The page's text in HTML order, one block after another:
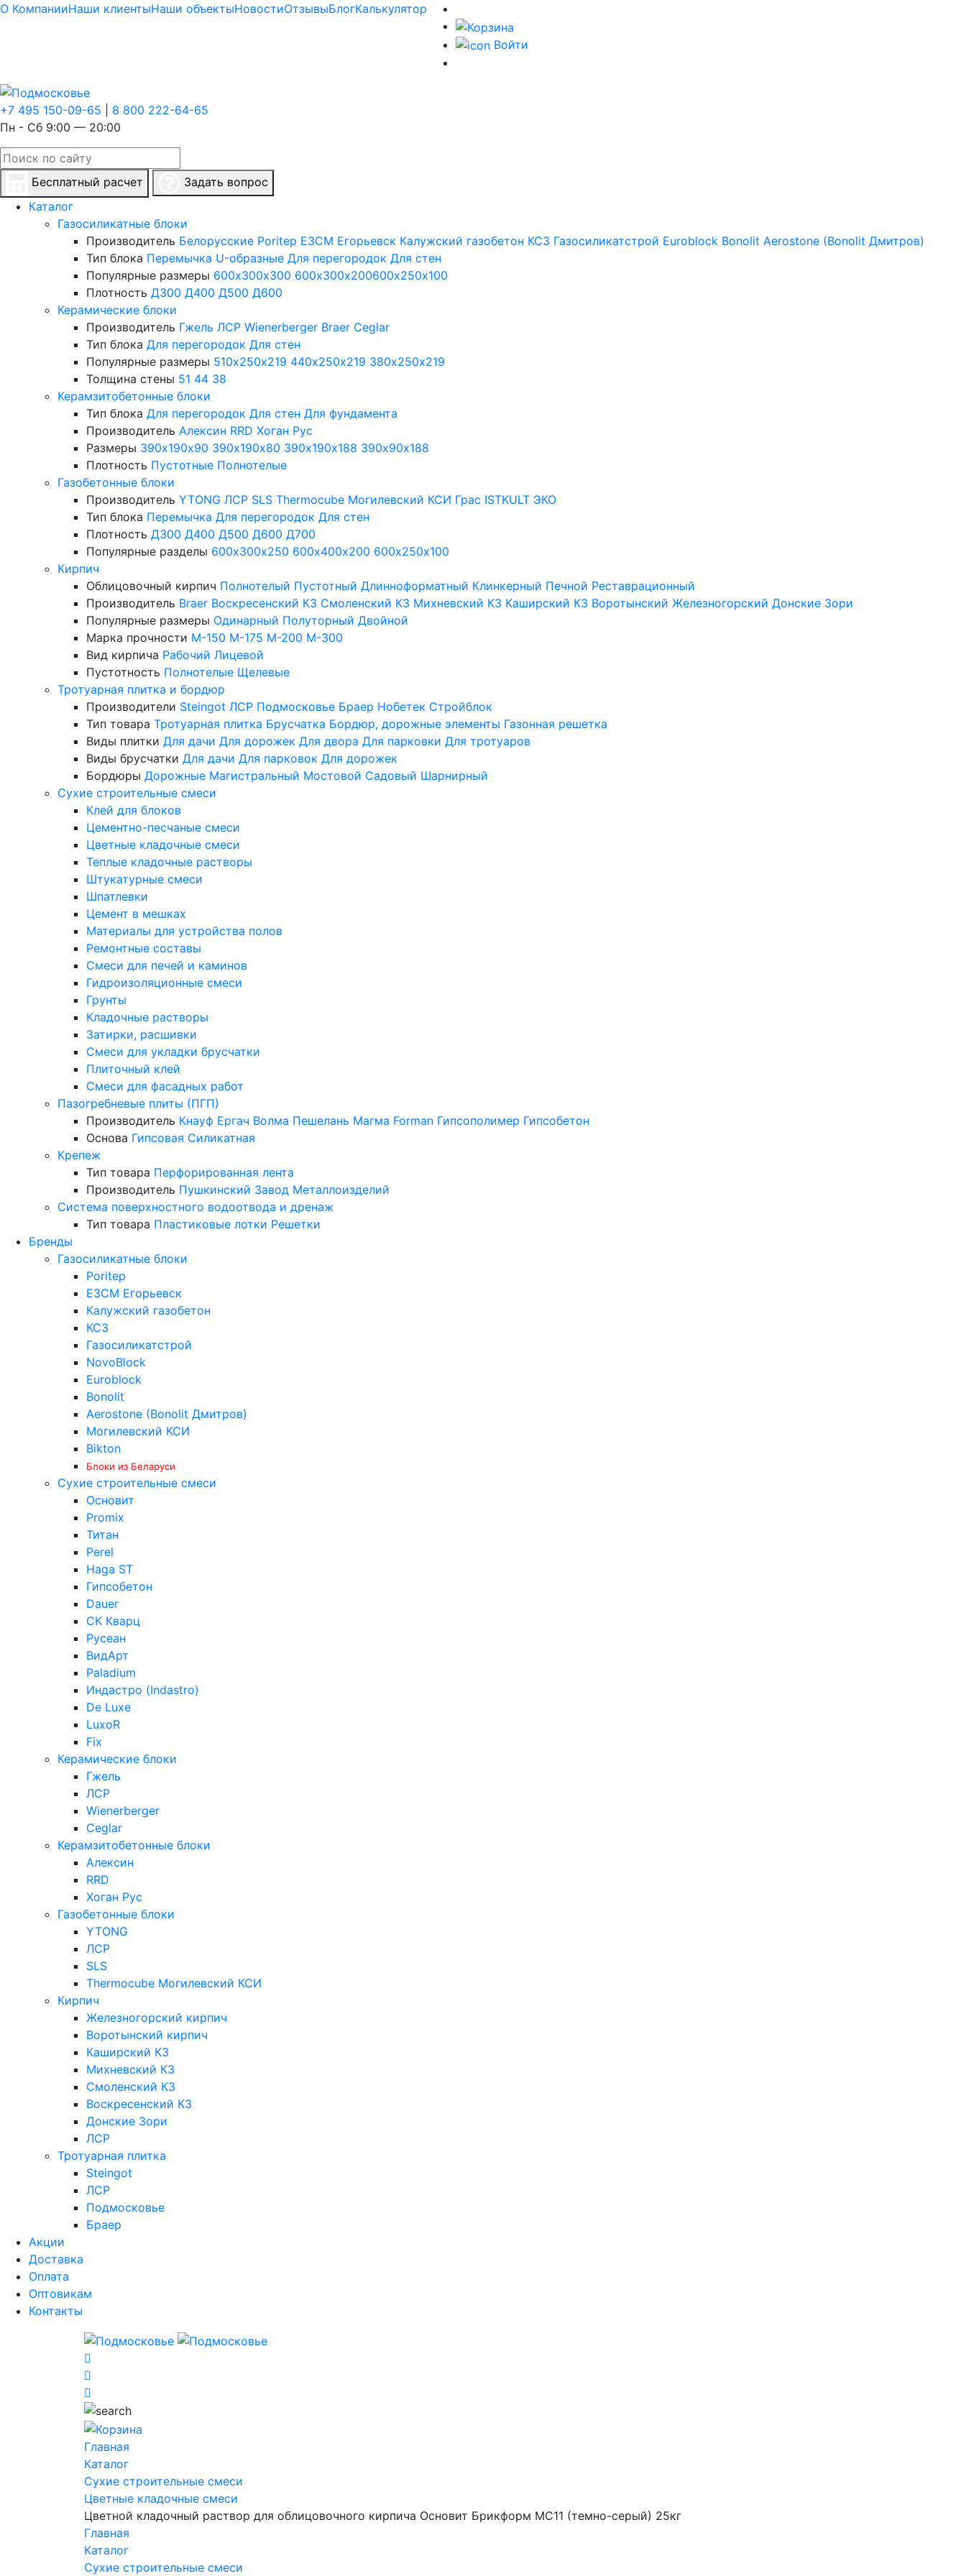
О КомпанииНаши клиентыНаши объектыНовостиОтзывыБлогКалькулятор
Войти
+7 495 150-09-65
8 800 222-64-65
Пн - Сб 9:00 — 20:00
Бесплатный расчет
Задать вопрос
Каталог
Газосиликатные блоки
Производитель Белорусские Poritep ЕЗСМ Егорьевск Калужский газобетон КСЗ Газосиликатстрой Euroblock Bonolit Aerostone (Bonolit Дмитров)
Тип блока Перемычка U-образные Для перегородок Для стен
Популярные размеры 600х300х300 600х300х200600х250х100
Плотность Д300 Д400 Д500 Д600
Керамические блоки
Производитель Гжель ЛСР Wienerberger Braer Ceglar
Тип блока Для перегородок Для стен
Популярные размеры 510х250х219 440х250х219 380х250х219
Толщина стены 51 44 38
Керамзитобетонные блоки
Тип блока Для перегородок Для стен Для фундамента
Производитель Алексин RRD Хоган Рус
Размеры 390х190х90 390х190х80 390х190х188 390х90х188
Плотность Пустотные Полнотелые
Газобетонные блоки
Производитель YTONG ЛСР SLS Thermocube Могилевский КСИ Грас ISTKULT ЭКО
Тип блока Перемычка Для перегородок Для стен
Плотность Д300 Д400 Д500 Д600 Д700
Популярные разделы 600х300х250 600х400х200 600х250х100
Кирпич
Облицовочный кирпич Полнотелый Пустотный Длинноформатный Клинкерный Печной Реставрационный
Производитель Braer Воскресенский КЗ Смоленский КЗ Михневский КЗ Каширский КЗ Воротынский Железногорский Донские Зори
Популярные размеры Одинарный Полуторный Двойной
Марка прочности М-150 М-175 М-200 М-300
Вид кирпича Рабочий Лицевой
Пустотность Полнотелые Щелевые
Тротуарная плитка и бордюр
Производители Steingot ЛСР Подмосковье Браер Нобетек Стройблок
Тип товара Тротуарная плитка Брусчатка Бордюр, дорожные элементы Газонная решетка
Виды плитки Для дачи Для дорожек Для двора Для парковки Для тротуаров
Виды брусчатки Для дачи Для парковок Для дорожек
Бордюры Дорожные Магистральный Мостовой Садовый Шарнирный
Сухие строительные смеси
Клей для блоков
Цементно-песчаные смеси
Цветные кладочные смеси
Теплые кладочные растворы
Штукатурные смеси
Шпатлевки
Цемент в мешках
Материалы для устройства полов
Ремонтные составы
Смеси для печей и каминов
Гидроизоляционные смеси
Грунты
Кладочные растворы
Затирки, расшивки
Смеси для укладки брусчатки
Плиточный клей
Смеси для фасадных работ
Пазогребневые плиты (ПГП)
Производитель Кнауф Ергач Волма Пешелань Магма Forman Гипсополимер Гипсобетон
Основа Гипсовая Силикатная
Крепеж
Тип товара Перфорированная лента
Производитель Пушкинский Завод Металлоизделий
Система поверхностного водоотвода и дренаж
Тип товара Пластиковые лотки Решетки
Бренды
Газосиликатные блоки
Poritep
ЕЗСМ Егорьевск
Калужский газобетон
КСЗ
Газосиликатстрой
NovoBlock
Euroblock
Bonolit
Aerostone (Bonolit Дмитров)
Могилевский КСИ
Bikton
Блоки из Беларуси
Сухие строительные смеси
Основит
Promix
Титан
Perel
Haga ST
Гипсобетон
Dauer
СК Кварц
Русеан
ВидАрт
Paladium
Индастро (Indastro)
De Luxe
LuxoR
Fix
Керамические блоки
Гжель
ЛСР
Wienerberger
Ceglar
Керамзитобетонные блоки
Алексин
RRD
Хоган Рус
Газобетонные блоки
YTONG
ЛСР
SLS
Thermocube Могилевский КСИ
Кирпич
Железногорский кирпич
Воротынский кирпич
Каширский КЗ
Михневский КЗ
Смоленский КЗ
Воскресенский КЗ
Донские Зори
ЛСР
Тротуарная плитка
Steingot
ЛСР
Подмосковье
Браер
Акции
Доставка
Оплата
Оптовикам
Контакты
Главная
Каталог
Сухие строительные смеси
Цветные кладочные смеси
Цветной кладочный раствор для облицовочного кирпича Основит Брикформ MC11 (темно-серый) 25кг
Главная
Каталог
Сухие строительные смеси